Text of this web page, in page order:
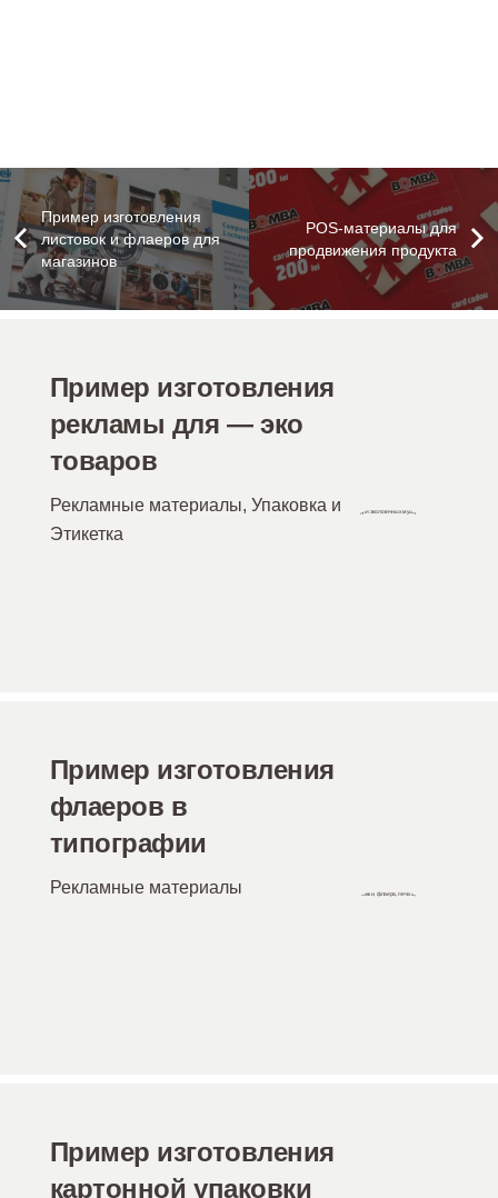
Пример изготовления
листовок и флаеров для
магазинов
POS-материалы для
продвижения продукта
Пример изготовления
рекламы для — эко
товаров
Рекламные материалы, Упаковка и
Этикетка
Пример изготовления
флаеров в
типографии
Рекламные материалы
Пример изготовления
картонной упаковки